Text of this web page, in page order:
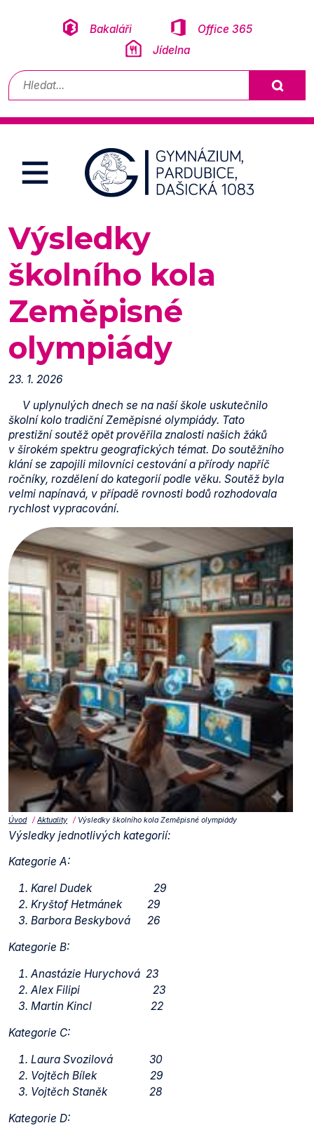
Bakaláři
Office 365
Jídelna
Vyhledávání
Výsledky
školního kola
Zeměpisné
olympiády
23. 1. 2026
V uplynulých dnech se na naší škole uskutečnilo
školní kolo tradiční Zeměpisné olympiády. Tato
prestižní soutěž opět prověřila znalosti našich žáků
v širokém spektru geografických témat. Do soutěžního
klání se zapojili milovníci cestování a přírody napříč
ročníky, rozdělení do kategorií podle věku. Soutěž byla
velmi napínavá, v případě rovnosti bodů rozhodovala
rychlost vypracování.
Úvod Aktuality Výsledky školního kola Zeměpisné olympiády
Výsledky jednotlivých kategorií:
Kategorie A:
Karel Dudek 29
Kryštof Hetmánek 29
Barbora Beskybová 26
Kategorie B:
Anastázie Hurychová 23
Alex Filipi 23
Martin Kincl 22
Kategorie C:
Laura Svozilová 30
Vojtěch Bílek 29
Vojtěch Staněk 28
Kategorie D: